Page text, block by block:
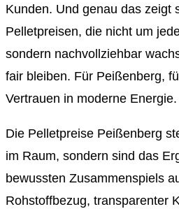
Kunden. Und genau das zeigt
Pelletpreisen, die nicht um
sondern nachvollziehbar
fair bleiben. Für Peißenberg,
Vertrauen in moderne Energie.
Die Pelletpreise Peißenberg
im Raum, sondern sind das
bewussten Zusammenspiels
Rohstoffbezug, transparenter